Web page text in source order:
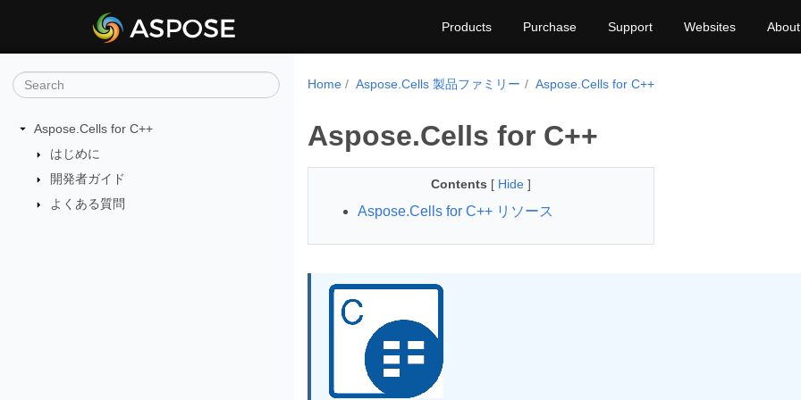
Products Purchase Support Websites About
Aspose.Cells for C++
はじめに
開発者ガイド
よくある質問
Home Aspose.Cells 製品ファミリー Aspose.Cells for C++
Aspose.Cells for C++
Contents [ Hide ]
Aspose.Cells for C++ リソース